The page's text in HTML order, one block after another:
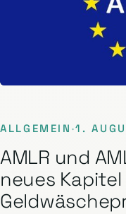
ALLGEMEIN ·1.
AMLR und
neues